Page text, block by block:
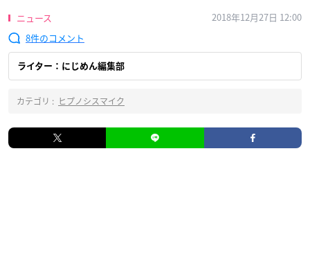
ニュース
2018年12月27日 12:00
8
ライター：にじめん編集部
カテゴリ : ヒプノシスマイク